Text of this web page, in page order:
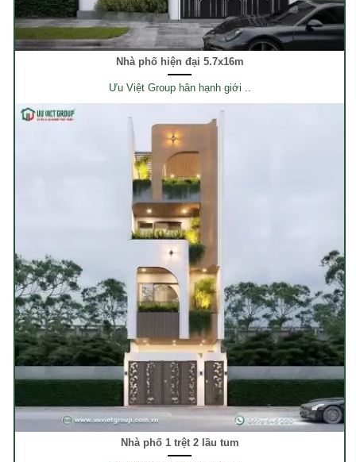
Nhà phố hiện đại 5.7x16m
Ưu Việt Group hân hạnh giới ..
Nhà phố 1 trệt 2 lầu tum